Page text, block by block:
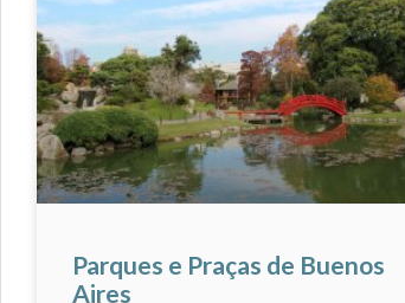
Parques e Praças de Buenos
Aires